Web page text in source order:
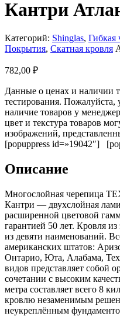
Кантри
Категорий: Shinglas, Гибкая
Покрытия, Скатная кровля
782,00 ₽
Данные о ценах и наличии
тестирования. Пожалуйста,
наличие товаров у
цвет и текстура товаров
изображений,
[popuppress id=»19042″]
Описание
Многослойная черепица
Кантри — двухслойная
расширенной цветовой
гарантией 50 лет. Кровля
из девяти наименований.
американских штатов:
Онтарио, Юта, Алабама,
видов представляет собой
сочетании с высоким
метра составляет всего 8
кровлю незаменимым
неукреплённым